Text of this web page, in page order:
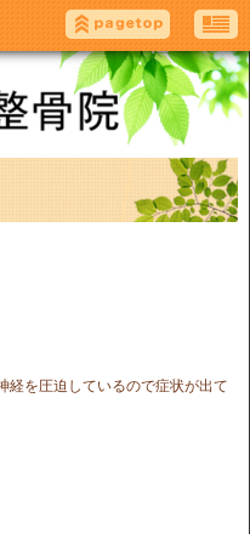
神経を圧迫しているので症状が出て